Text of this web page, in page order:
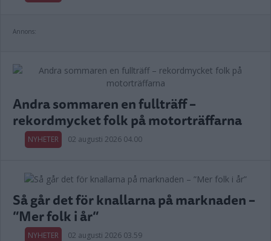
Annons:
Andra sommaren en fullträff –
rekordmycket folk på motorträffarna
NYHETER 02 augusti 2026 04.00
Så går det för knallarna på marknaden –
”Mer folk i år”
NYHETER 02 augusti 2026 03.59